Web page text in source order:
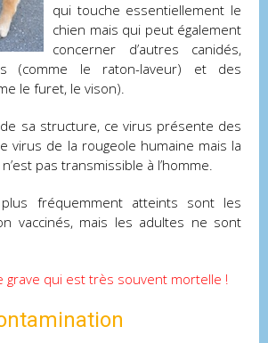
qui touche essentiellement le
chien mais qui peut également
concerner d’autres canidés,
(comme le raton-laveur) et des
le furet, le vison).
sa structure, ce virus présente des
virus de la rougeole humaine mais la
pas transmissible à l’homme.
fréquemment atteints sont les
vaccinés, mais les adultes ne sont
grave qui est très souvent mortelle !